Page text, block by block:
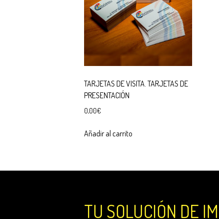
TARJETAS DE VISITA. TARJETAS DE
PRESENTACIÓN
0,00€
Añadir al carrito
TU SOLUCIÓN DE